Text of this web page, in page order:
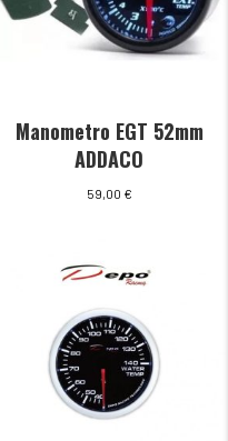
Manometro EGT 52mm
ADDACO
59,00 €